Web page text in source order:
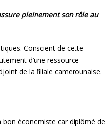
pleinement son rôle au
Conscient de cette
d’une ressource
de la filiale camerounaise.
bon économiste car diplômé de